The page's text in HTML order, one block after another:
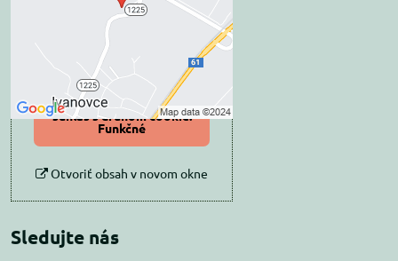
Prajete si načítať externý obsah?
Povoliť tentokrát
Povoliť a zapamätať -
súhlas s druhom cookie:
Funkčné
Otvoriť obsah v novom okne
Sledujte nás